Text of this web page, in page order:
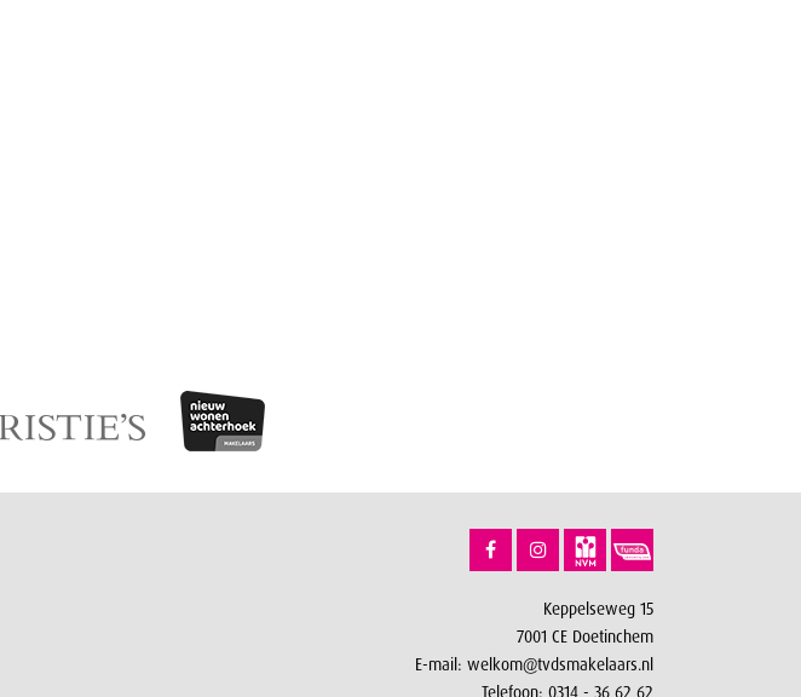
Keppelseweg 15
7001 CE Doetinchem
E-mail: welkom@tvdsmakelaars.nl
Telefoon: 0314 - 36 62 62